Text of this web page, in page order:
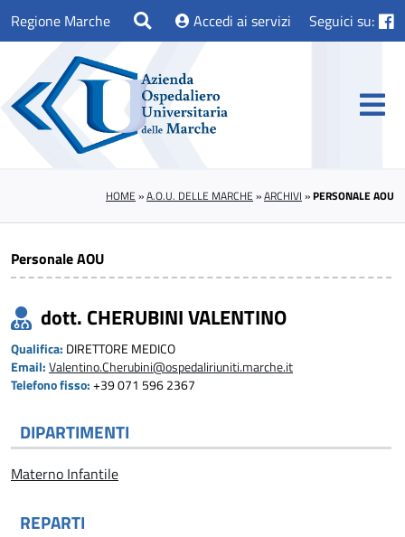
Regione Marche Accedi ai servizi Seguici su:
HOME »A.O.U. DELLE MARCHE »ARCHIVI »PERSONALE AOU
Personale AOU
dott. CHERUBINI VALENTINO
Qualifica: DIRETTORE MEDICO
Email: Valentino.Cherubini@ospedaliriuniti.marche.it
Telefono fisso: +39 071 596 2367
DIPARTIMENTI
Materno Infantile
REPARTI